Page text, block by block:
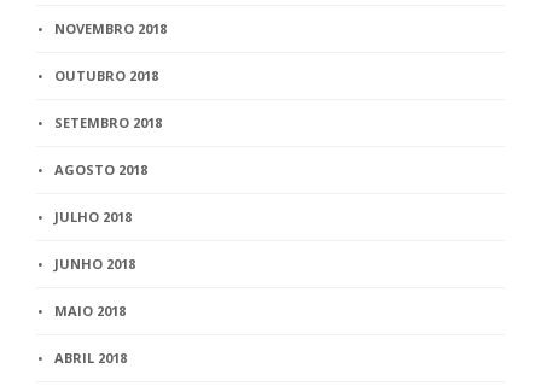
NOVEMBRO 2018
OUTUBRO 2018
SETEMBRO 2018
AGOSTO 2018
JULHO 2018
JUNHO 2018
MAIO 2018
ABRIL 2018